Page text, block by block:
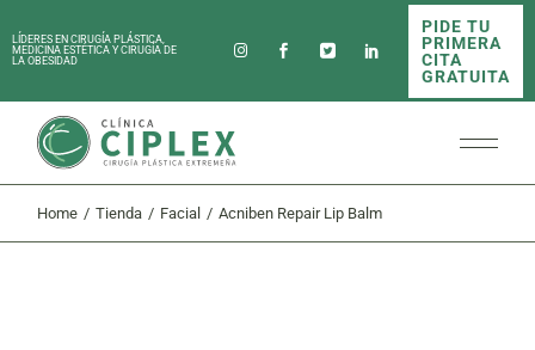
to
theLÍDERES EN CIRUGÍA PLÁSTICA,
MEDICINA ESTÉTICA Y CIRUGÍA DE
LA OBESIDAD
PIDE TU
PRIMERA
CITA
GRATUITA
Home Tienda Facial Acniben Repair Lip Balm